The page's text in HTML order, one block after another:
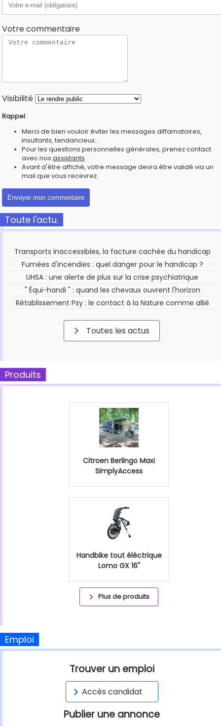
Votre commentaire
Visibilité
Rappel :
Merci de bien vouloir éviter les messages diffamatoires,
insultants, tendancieux...
Pour les questions personnelles générales, prenez contact
avec nos assistants
Avant d'être affiché, votre message devra être validé via un
mail que vous recevrez.
Toute l'actu.
Transports inaccessibles, la facture cachée du handicap
Fumées d'incendies : quel danger pour le handicap ?
UHSA : une alerte de plus sur la crise psychiatrique
" Équi-handi " : quand les chevaux ouvrent l'horizon
Rétablissement Psy : le contact à la Nature comme allié
Toutes les actus
Produits
Citroen Berlingo Maxi
SimplyAccess
Handbike tout éléctrique
Lomo GX 16"
Plus de produits
Emploi
Trouver un emploi
Accès candidat
Publier une annonce